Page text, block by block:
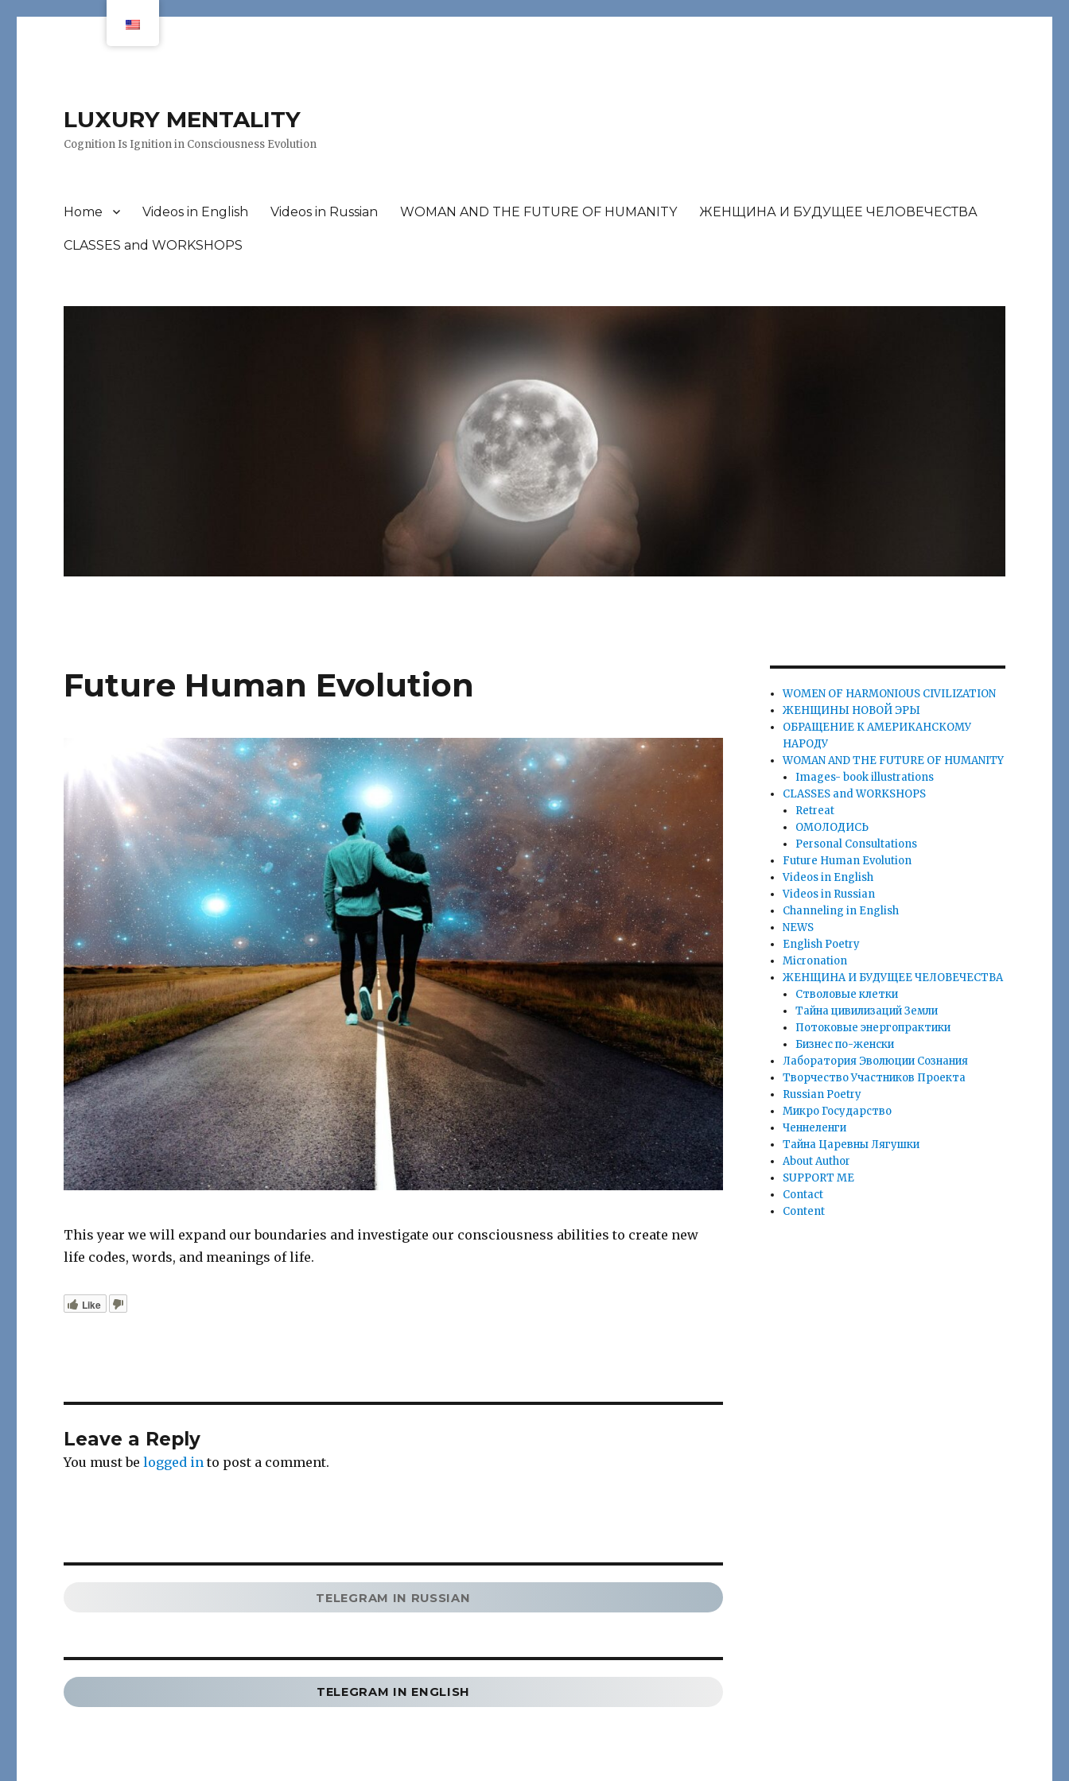
LUXURY MENTALITY
Cognition Is Ignition in Consciousness Evolution
Home Videos in English Videos in Russian WOMAN AND THE FUTURE OF HUMANITY ЖЕНЩИНА И БУДУЩЕЕ ЧЕЛОВЕЧЕСТВА
CLASSES and WORKSHOPS
Future Human Evolution
This year we will expand our boundaries and investigate our consciousness abilities to create new
life codes, words, and meanings of life.
Like
Leave a Reply
You must belogged in to post a comment.
TELEGRAM IN RUSSIAN
TELEGRAM IN ENGLISH
WOMEN OF HARMONIOUS CIVILIZATION
ЖЕНЩИНЫ НОВОЙ ЭРЫ
ОБРАЩЕНИЕ К АМЕРИКАНСКОМУ
НАРОДУ
WOMAN AND THE FUTURE OF HUMANITY
Images- book illustrations
CLASSES and WORKSHOPS
Retreat
ОМОЛОДИСЬ
Personal Consultations
Future Human Evolution
Videos in English
Videos in Russian
Сhanneling in English
NEWS
English Poetry
Micronation
ЖЕНЩИНА И БУДУЩЕЕ ЧЕЛОВЕЧЕСТВА
Стволовые клетки
Тайна цивилизаций Земли
Потоковые энергопрактики
Бизнес по-женски
Лаборатория Эволюции Сознания
Творчество Участников Проекта
Russian Poetry
Микро Государство
Ченнеленги
Тайна Царевны Лягушки
About Author
SUPPORT ME
Contact
Content